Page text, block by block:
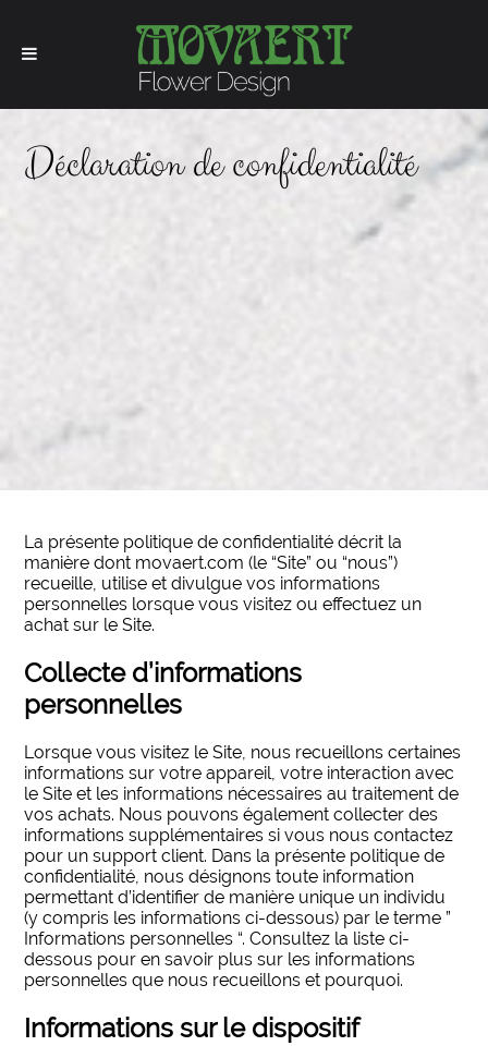
Déclaration de confidentialité
La présente politique de confidentialité décrit la
manière dont movaert.com (le “Site” ou “nous”)
recueille, utilise et divulgue vos informations
personnelles lorsque vous visitez ou effectuez un
achat sur le Site.
Collecte d’informations
personnelles
Lorsque vous visitez le Site, nous recueillons certaines
informations sur votre appareil, votre interaction avec
le Site et les informations nécessaires au traitement de
vos achats. Nous pouvons également collecter des
informations supplémentaires si vous nous contactez
pour un support client. Dans la présente politique de
confidentialité, nous désignons toute information
permettant d’identifier de manière unique un individu
(y compris les informations ci-dessous) par le terme ”
Informations personnelles “. Consultez la liste ci-
dessous pour en savoir plus sur les informations
personnelles que nous recueillons et pourquoi.
Informations sur le dispositif